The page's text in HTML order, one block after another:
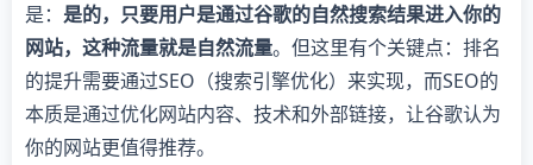
是： 是的，只要用户是通过谷歌的自然搜索结果进入你的
网站，这种流量就是自然流量。但这里有个关键点：排名
的提升需要通过SEO（搜索引擎优化）来实现，而SEO的
本质是通过优化网站内容、技术和外部链接，让谷歌认为
你的网站更值得推荐。